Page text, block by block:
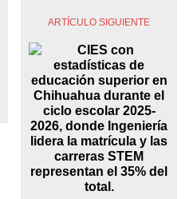
ARTÍCULO SIGUIENTE